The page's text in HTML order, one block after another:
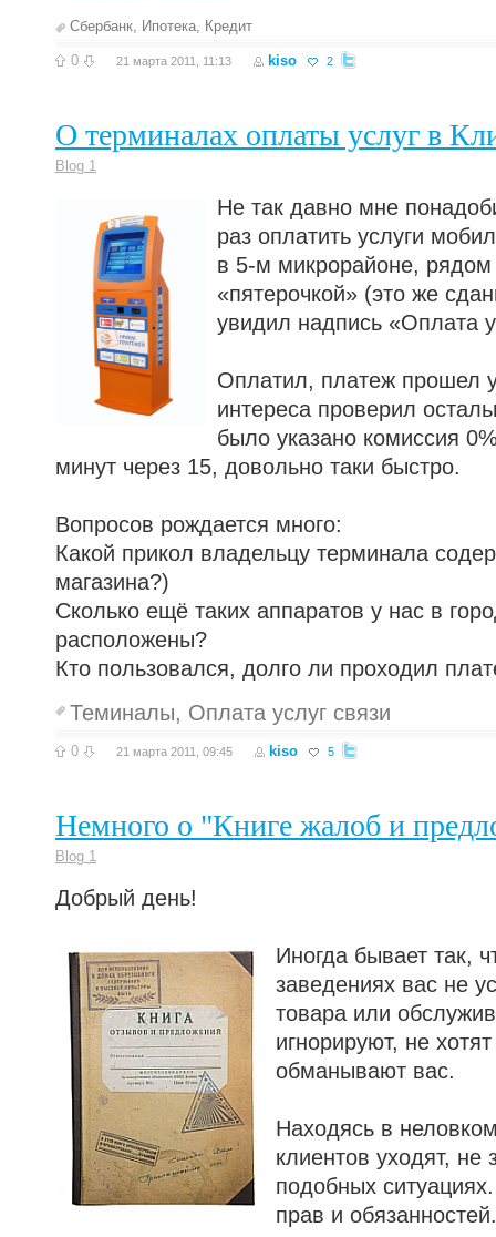
Сбербанк, Ипотека, Кредит
0 21 марта 2011, 11:13 kiso 2
О терминалах оплаты услуг в
Blog 1
Не так давно мне
раз оплатить услуги
в 5-м микрорайоне, рядом
«пятерочкой» (это же
увидил надпись «Оплата
Оплатил, платеж прошел
интереса проверил
было указано комиссия
минут через 15, довольно таки быстро.
Вопросов рождается много:
Какой прикол владельцу терминала
магазина?)
Сколько ещё таких аппаратов у нас в
расположены?
Кто пользовался, долго ли проходил
Теминалы, Оплата услуг связи
0 21 марта 2011, 09:45 kiso 5
Немного о "Книге жалоб и
Blog 1
Добрый день!
Иногда бывает так,
заведениях вас не
товара или
игнорируют, не
обманывают вас.
Находясь в
клиентов уходят, не
подобных
прав и обязанностей.